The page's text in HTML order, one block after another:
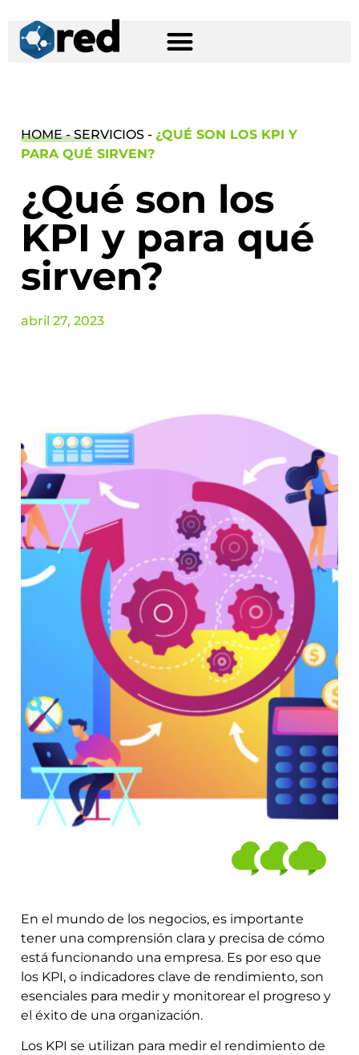
HOME - SERVICIOS - ¿QUÉ SON LOS KPI Y
PARA QUÉ SIRVEN?
¿Qué son los
KPI y para qué
sirven?
abril 27, 2023
En el mundo de los negocios, es importante
tener una comprensión clara y precisa de cómo
está funcionando una empresa. Es por eso que
los KPI, o indicadores clave de rendimiento, son
esenciales para medir y monitorear el progreso y
el éxito de una organización.
Los KPI se utilizan para medir el rendimiento de